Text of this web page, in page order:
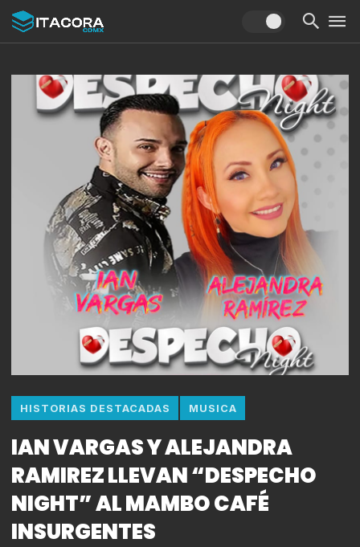
HISTORIAS DESTACADAS MUSICA
IAN VARGAS Y ALEJANDRA
RAMIREZ LLEVAN “DESPECHO
NIGHT” AL MAMBO CAFÉ
INSURGENTES